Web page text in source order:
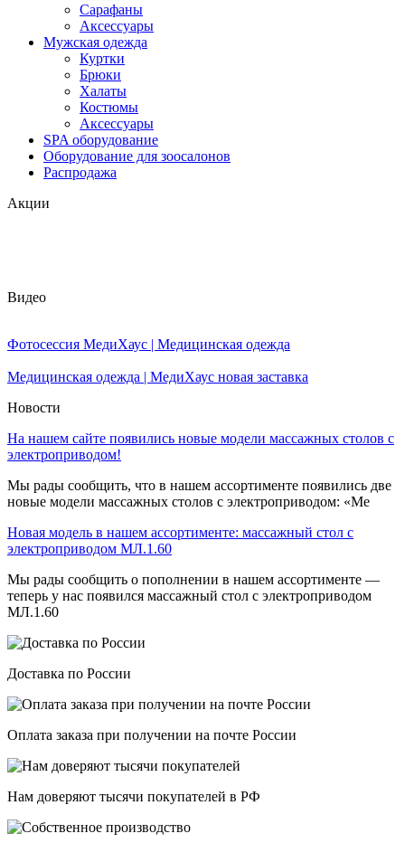
Сарафаны
Аксессуары
Мужская одежда
Куртки
Брюки
Халаты
Костюмы
Аксессуары
SPA оборудование
Оборудование для зоосалонов
Распродажа
Акции
Видео
Фотосессия МедиХаус | Медицинская одежда
Медицинская одежда | МедиХаус новая заставка
Новости
На нашем сайте появились новые модели массажных столов с
электроприводом!
Мы рады сообщить, что в нашем ассортименте появились две
новые модели массажных столов с электроприводом: «Ме
Новая модель в нашем ассортименте: массажный стол с
электроприводом МЛ.1.60
Мы рады сообщить о пополнении в нашем ассортименте —
теперь у нас появился массажный стол с электроприводом
МЛ.1.60
Доставка по России
Оплата заказа при получении на почте России
Нам доверяют тысячи покупателей в РФ